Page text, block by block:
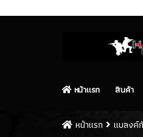
หน้าเเรก สินค้า
หน้าเเรก แบลงค์